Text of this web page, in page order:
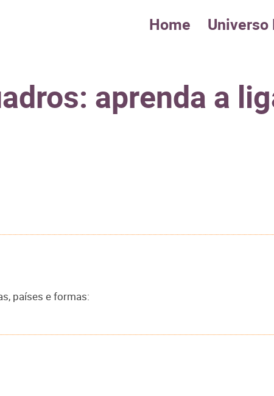
Home Universo
aprenda a
países e formas: